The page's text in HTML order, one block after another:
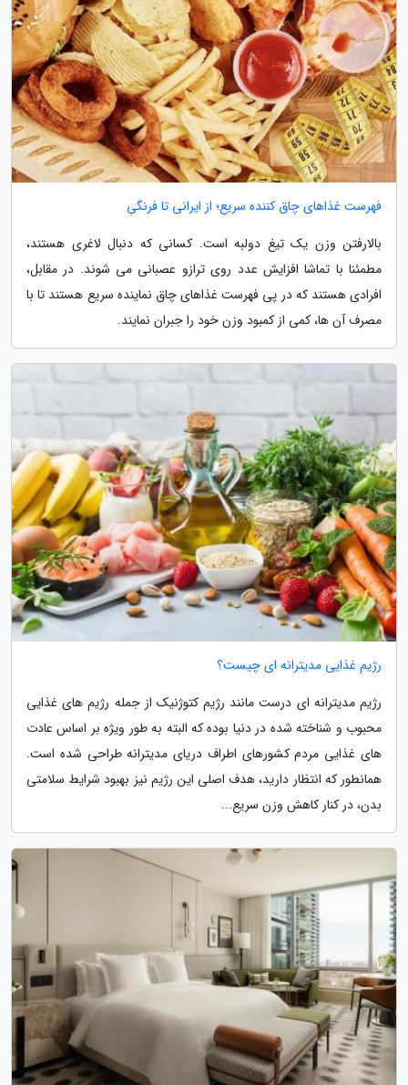
فهرست غذاهای چاق کننده سریع؛ از ایرانی تا فرنگی
بالارفتن وزن یک تیغ دولبه است. کسانی که دنبال لاغری هستند،
مطمئنا با تماشا افزایش عدد روی ترازو عصبانی می شوند. در مقابل،
افرادی هستند که در پی فهرست غذاهای چاق نماینده سریع هستند تا با
مصرف آن ها، کمی از کمبود وزن خود را جبران نمایند.
رژیم غذایی مدیترانه ای چیست؟
رژیم مدیترانه ای درست مانند رژیم کتوژنیک از جمله رژیم های غذایی
محبوب و شناخته شده در دنیا بوده که البته به طور ویژه بر اساس عادت
های غذایی مردم کشورهای اطراف دریای مدیترانه طراحی شده است.
همانطور که انتظار دارید، هدف اصلی این رژیم نیز بهبود شرایط سلامتی
بدن، در کنار کاهش وزن سریع...